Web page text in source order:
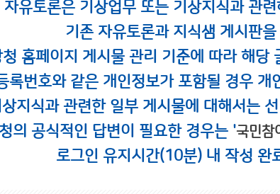
자유토론은 기상업무 또는 기상지식과 관
기존 자유토론과 지식샘 게시판
청 홈페이지 게시물 관리 기준에 따라 해당
록번호와 같은 개인정보가 포함될 경우
상지식과 관련한 일부 게시물에 대해서는
의 공식적인 답변이 필요한 경우는 '국민참
로그인 유지시간(10분) 내 작성 완